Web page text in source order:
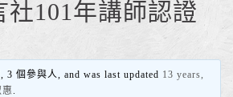
社101年講師認證
3 個參與人, and was last updated 13 years,
.